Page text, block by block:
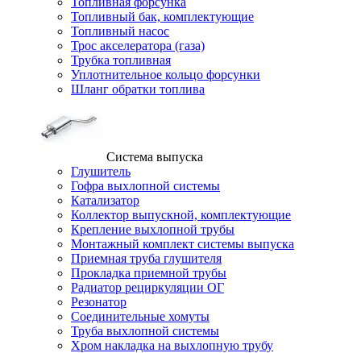
Топливный бак, комплектующие
Топливный насос
Трос акселератора (газа)
Трубка топливная
Уплотнительное кольцо форсунки
Шланг обратки топлива
Система выпуска
Глушитель
Гофра выхлопной системы
Катализатор
Коллектор выпускной, комплектующие
Крепление выхлопной трубы
Монтажный комплект системы выпуска
Приемная труба глушителя
Прокладка приемной трубы
Радиатор рециркуляции ОГ
Резонатор
Соединительные хомуты
Труба выхлопной системы
Хром накладка на выхлопную трубу